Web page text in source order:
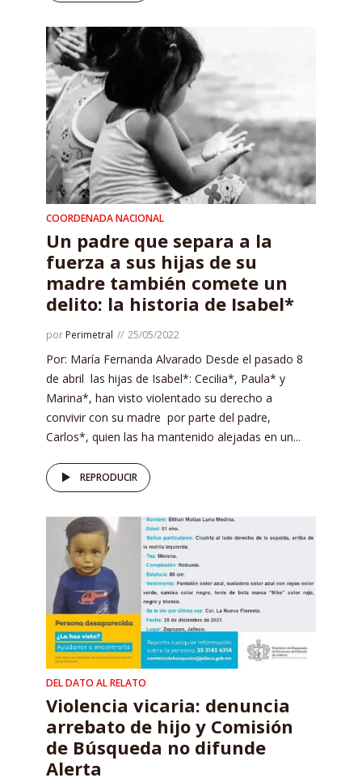
COORDENADA NACIONAL
Un padre que separa a la
fuerza a sus hijas de su
madre también comete un
delito: la historia de Isabel*
por Perimetral 25/05/2022
Por: María Fernanda Alvarado Desde el pasado 8
de abril las hijas de Isabel*: Cecilia*, Paula* y
Marina*, han visto violentado su derecho a
convivir con su madre por parte del padre,
Carlos*, quien las ha mantenido alejadas en un...
REPRODUCIR
DEL DATO AL RELATO
Violencia vicaria: denuncia
arrebato de hijo y Comisión
de Búsqueda no difunde
Alerta